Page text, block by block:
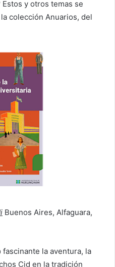
y otros temas se
colección Anuarios, del
Buenos Aires, Alfaguara,
la aventura, la
Cid en la tradición